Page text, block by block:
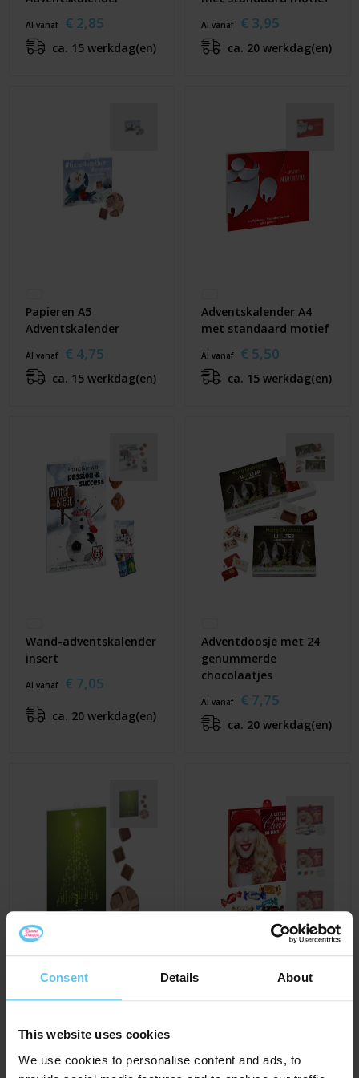
Consent Details About
This website uses cookies
We use cookies to personalise content and ads, to
Al vanaf € 2,85
ca. 15 werkdag(en)
Al vanaf € 3,95
ca. 20 werkdag(en)
Papieren A5
Adventskalender
Al vanaf € 4,75
ca. 15 werkdag(en)
Adventskalender A4
met standaard motief
Al vanaf € 5,50
ca. 15 werkdag(en)
Wand-adventskalender
insert
Al vanaf € 7,05
ca. 20 werkdag(en)
Adventdoosje met 24
genummerde
chocolaatjes
Al vanaf € 7,75
ca. 20 werkdag(en)
Adventskalender
Al vanaf € 8,25
ca. 15 werkdag(en) ca. 15 werkdag(en)